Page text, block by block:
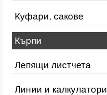
Куфари, сакове
Кърпи
Лепящи листчета
Линии и калкулатори